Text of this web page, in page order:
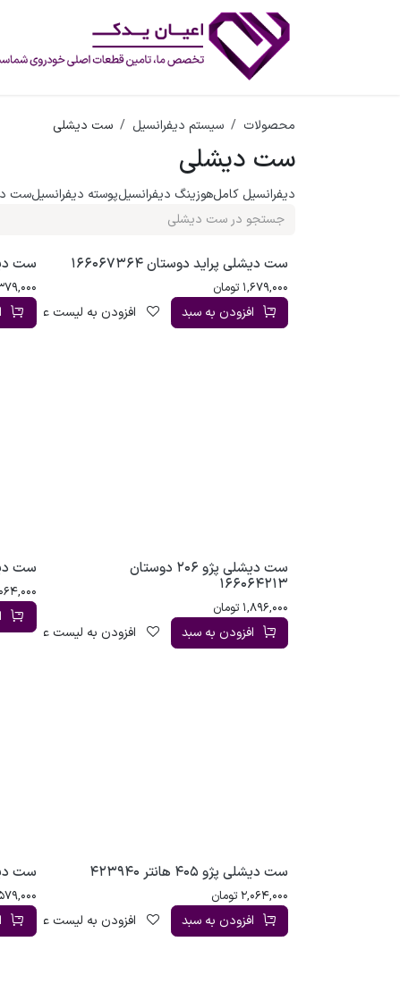
صرف نظر و مشاهده محتوا
محصولات سیستم دیفرانسیل ست دیشلی
ست دیشلی
دیفرانسیل کاملهوزینگ دیفرانسیلپوسته دیفرانسیلست
ست دیشلی پراید دوستان 166067364
1,679,000 تومان
افزودن به سبد افزودن به لیست
ست
ست دیشلی پژو 206 دوستان
166064213
1,896,000 تومان
افزودن به سبد افزودن به لیست
ست دیشلی
ست دیشلی پژو 405 هانتر 423940
2,064,000 تومان
افزودن به سبد افزودن به لیست
ست